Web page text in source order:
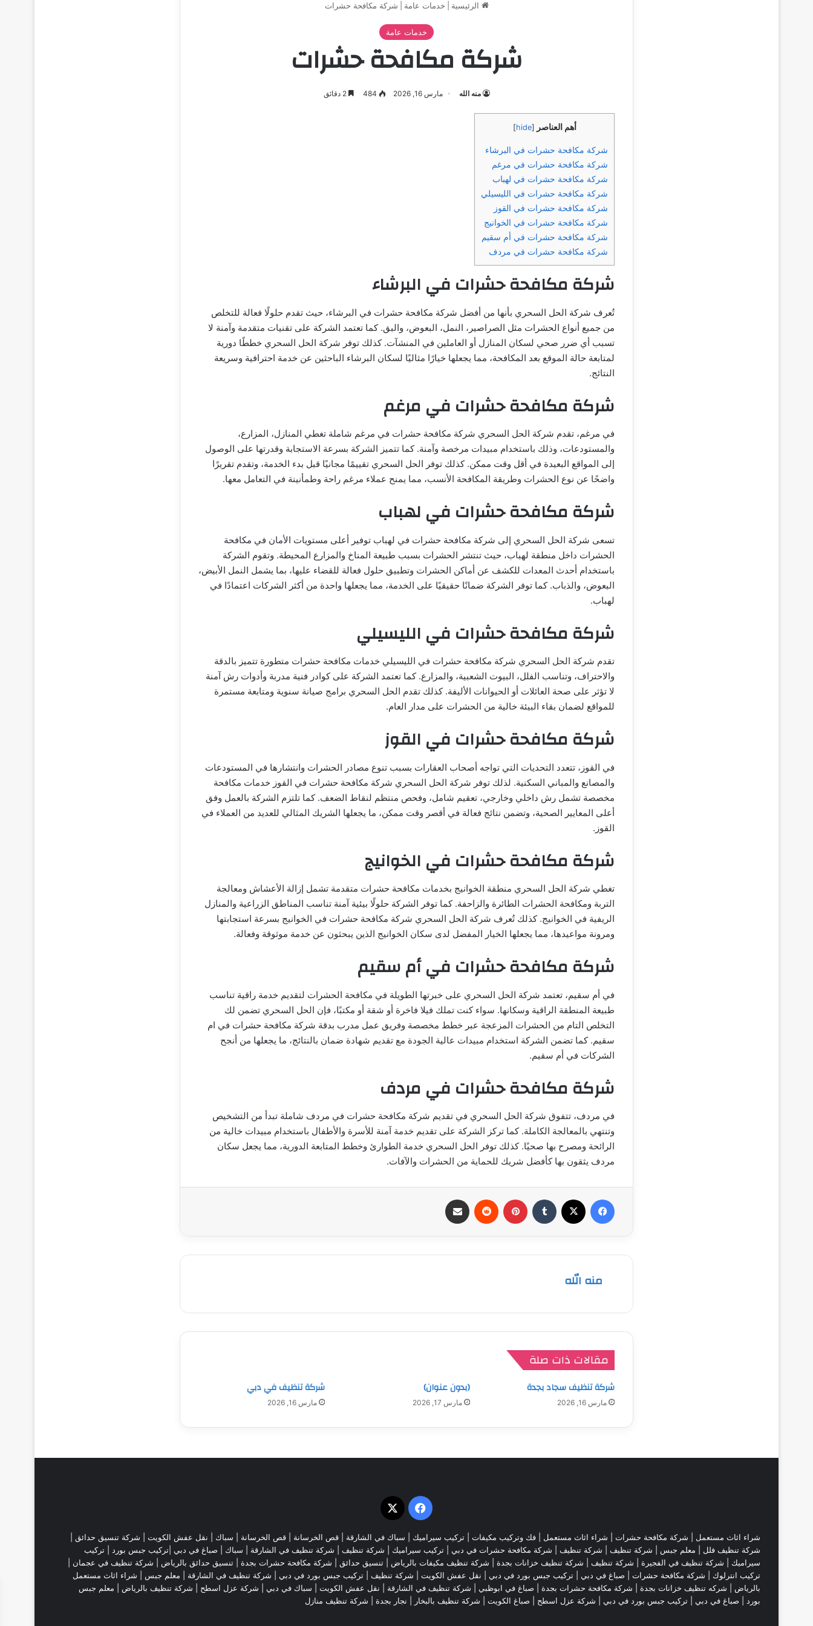
الرئيسية خدمات عامة شركة مكافحة حشرات
خدمات عامة
شركة مكافحة حشرات
منه الله مارس 16, 2026 484 2 دقائق
أهم العناصر [
hide
]
شركة مكافحة حشرات في البرشاء
شركة مكافحة حشرات في مرغم
شركة مكافحة حشرات في لهباب
شركة مكافحة حشرات في الليسيلي
شركة مكافحة حشرات في القوز
شركة مكافحة حشرات في الخوانيج
شركة مكافحة حشرات في أم سقيم
شركة مكافحة حشرات في مردف
شركة مكافحة حشرات في البرشاء
تُعرف شركة الحل السحري بأنها من أفضل شركة مكافحة حشرات في البرشاء، حيث تقدم حلولًا فعالة للتخلص
من جميع أنواع الحشرات مثل الصراصير، النمل، البعوض، والبق. كما تعتمد الشركة على تقنيات متقدمة وآمنة لا
تسبب أي ضرر صحي لسكان المنازل أو العاملين في المنشآت. كذلك توفر شركة الحل السحري خططًا دورية
لمتابعة حالة الموقع بعد المكافحة، مما يجعلها خيارًا مثاليًا لسكان البرشاء الباحثين عن خدمة احترافية وسريعة
النتائج.
شركة مكافحة حشرات في مرغم
في مرغم، تقدم شركة الحل السحري شركة مكافحة حشرات في مرغم شاملة تغطي المنازل، المزارع،
والمستودعات، وذلك باستخدام مبيدات مرخصة وآمنة. كما تتميز الشركة بسرعة الاستجابة وقدرتها على الوصول
إلى المواقع البعيدة في أقل وقت ممكن. كذلك توفر الحل السحري تقييمًا مجانيًا قبل بدء الخدمة، وتقدم تقريرًا
واضحًا عن نوع الحشرات وطريقة المكافحة الأنسب، مما يمنح عملاء مرغم راحة وطمأنينة في التعامل معها.
شركة مكافحة حشرات في لهباب
تسعى شركة الحل السحري إلى شركة مكافحة حشرات في لهباب توفير أعلى مستويات الأمان في مكافحة
الحشرات داخل منطقة لهباب، حيث تنتشر الحشرات بسبب طبيعة المناخ والمزارع المحيطة. وتقوم الشركة
باستخدام أحدث المعدات للكشف عن أماكن الحشرات وتطبيق حلول فعالة للقضاء عليها، بما يشمل النمل الأبيض،
البعوض، والذباب. كما توفر الشركة ضمانًا حقيقيًا على الخدمة، مما يجعلها واحدة من أكثر الشركات اعتمادًا في
لهباب.
شركة مكافحة حشرات في الليسيلي
تقدم شركة الحل السحري شركة مكافحة حشرات في الليسيلي خدمات مكافحة حشرات متطورة تتميز بالدقة
والاحتراف، وتناسب الفلل، البيوت الشعبية، والمزارع. كما تعتمد الشركة على كوادر فنية مدربة وأدوات رش آمنة
لا تؤثر على صحة العائلات أو الحيوانات الأليفة. كذلك تقدم الحل السحري برامج صيانة سنوية ومتابعة مستمرة
للمواقع لضمان بقاء البيئة خالية من الحشرات على مدار العام.
شركة مكافحة حشرات في القوز
في القوز، تتعدد التحديات التي تواجه أصحاب العقارات بسبب تنوع مصادر الحشرات وانتشارها في المستودعات
والمصانع والمباني السكنية. لذلك توفر شركة الحل السحري شركة مكافحة حشرات في القوز خدمات مكافحة
مخصصة تشمل رش داخلي وخارجي، تعقيم شامل، وفحص منتظم لنقاط الضعف. كما تلتزم الشركة بالعمل وفق
أعلى المعايير الصحية، وتضمن نتائج فعالة في أقصر وقت ممكن، ما يجعلها الشريك المثالي للعديد من العملاء في
القوز.
شركة مكافحة حشرات في الخوانيج
تغطي شركة الحل السحري منطقة الخوانيج بخدمات مكافحة حشرات متقدمة تشمل إزالة الأعشاش ومعالجة
التربة ومكافحة الحشرات الطائرة والزاحفة. كما توفر الشركة حلولًا بيئية آمنة تناسب المناطق الزراعية والمنازل
الريفية في الخوانيج. كذلك تُعرف شركة الحل السحري شركة مكافحة حشرات في الخوانيج بسرعة استجابتها
ومرونة مواعيدها، مما يجعلها الخيار المفضل لدى سكان الخوانيج الذين يبحثون عن خدمة موثوقة وفعالة.
شركة مكافحة حشرات في أم سقيم
في أم سقيم، تعتمد شركة الحل السحري على خبرتها الطويلة في مكافحة الحشرات لتقديم خدمة راقية تناسب
طبيعة المنطقة الراقية وسكانها. سواء كنت تملك فيلا فاخرة أو شقة أو مكتبًا، فإن الحل السحري تضمن لك
التخلص التام من الحشرات المزعجة عبر خطط مخصصة وفريق عمل مدرب بدقة شركة مكافحة حشرات في ام
سقيم. كما تضمن الشركة استخدام مبيدات عالية الجودة مع تقديم شهادة ضمان بالنتائج، ما يجعلها من أنجح
الشركات في أم سقيم.
شركة مكافحة حشرات في مردف
في مردف، تتفوق شركة الحل السحري في تقديم شركة مكافحة حشرات في مردف شاملة تبدأ من التشخيص
وتنتهي بالمعالجة الكاملة. كما تركز الشركة على تقديم خدمة آمنة للأسرة والأطفال باستخدام مبيدات خالية من
الرائحة ومصرح بها صحيًا. كذلك توفر الحل السحري خدمة الطوارئ وخطط المتابعة الدورية، مما يجعل سكان
مردف يثقون بها كأفضل شريك للحماية من الحشرات والآفات.
فيسبوك بينتيريست
منه الله
مقالات ذات صلة
شركة تنظيف سجاد بجدة
مارس 16, 2026
(بدون عنوان)
مارس 17, 2026
شركة تنظيف في دبي
مارس 16, 2026
فيسبوك
‫X
شراء اثاث مستعمل شركة مكافحة حشرات شراء اثاث مستعمل فك وتركيب مكيفات | تركيب سيراميك | سباك في الشارقة قص الخرسانة | قص الخرسانة | سباك نقل عفش الكويت شركة تنسيق حدائق
شركة تنظيف فلل
معلم جبس شركة تنظيف شركة تنظيف شركة مكافحة حشرات في دبي تركيب سيراميك شركة تنظيف شركة تنظيف في الشارقة | سباك | صباغ في دبي |تركيب جبس بورد | تركيب
سيراميك
شركة تنظيف في الفجيرة شركة تنظيف شركة تنظيف خزانات بجدة شركة تنظيف مكيفات بالرياض تنسيق حدائق شركة مكافحة حشرات بجدة تنسيق حدائق بالرياض شركة تنظيف في عجمان
تركيب انترلوك | شركة مكافحة حشرات صباغ في دبي تركيب جبس بورد في دبي نقل عفش الكويت شركة تنظيف تركيب جبس بورد في دبي شركة تنظيف في الشارقة معلم جبس
شراء اثاث مستعمل
بالرياض
شركه تنظيف خزانات بجدة شركة مكافحة حشرات بجدة صباغ في ابوظبي شركة تنظيف في الشارقة نقل عفش الكويت | سباك في دبي | شركة عزل اسطح شركة تنظيف بالرياض
معلم جبس
بورد
صباغ في دبي تركيب جبس بورد في دبي شركة عزل اسطح صباغ الكويت شركة تنظيف بالبخار نجار بجدة شركة تنظيف منازل